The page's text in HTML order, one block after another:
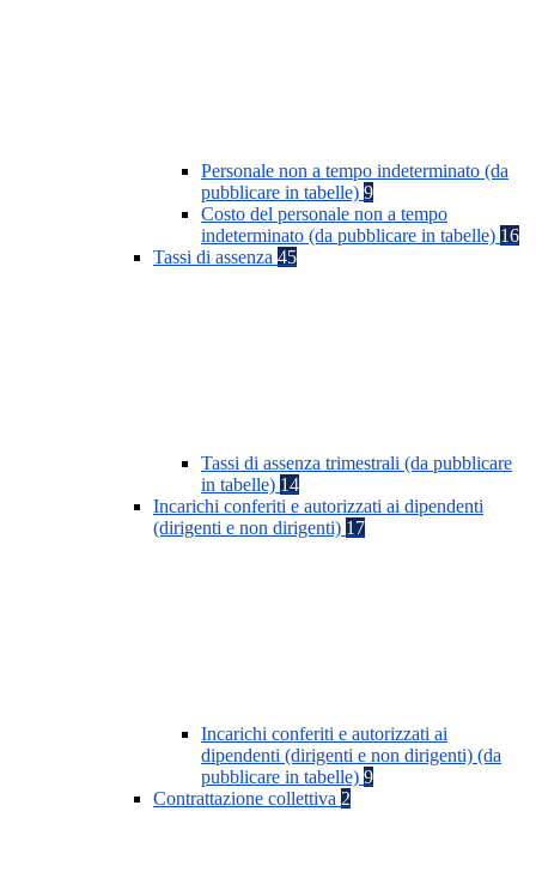
Personale non a tempo indeterminato (da
pubblicare in tabelle) 9
Costo del personale non a tempo
indeterminato (da pubblicare in tabelle) 16
Tassi di assenza 45
Tassi di assenza trimestrali (da pubblicare
in tabelle) 14
Incarichi conferiti e autorizzati ai dipendenti
(dirigenti e non dirigenti) 17
Incarichi conferiti e autorizzati ai
dipendenti (dirigenti e non dirigenti) (da
pubblicare in tabelle) 9
Contrattazione collettiva 2